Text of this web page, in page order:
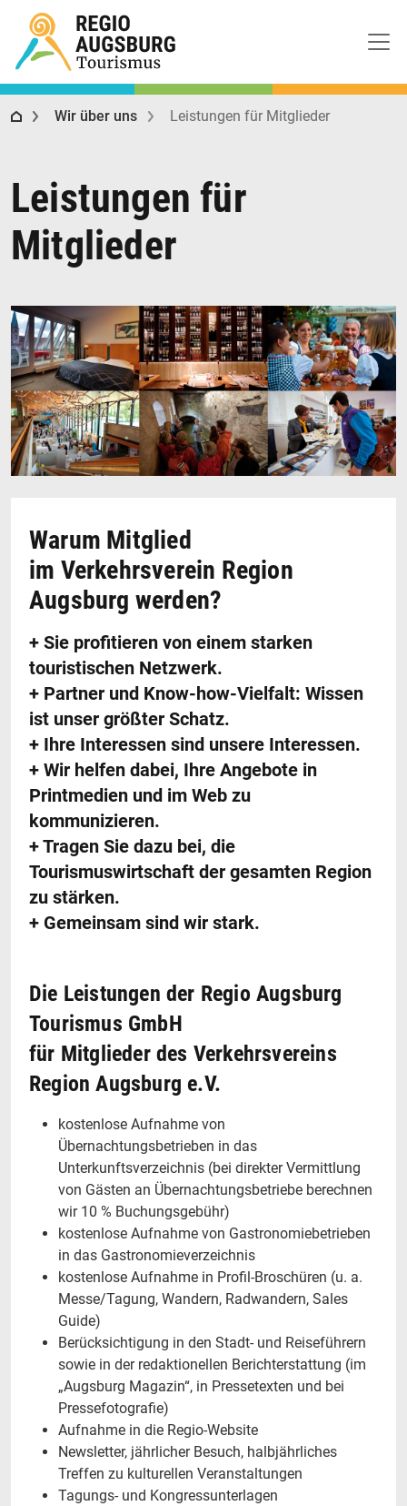
Regio Augsburg Tourismus
Wir über uns Leistungen für Mitglieder
Leistungen für
Mitglieder
Warum Mitglied
im Verkehrsverein Region
Augsburg werden?
+ Sie profitieren von einem starken
touristischen Netzwerk.
+ Partner und Know-how-Vielfalt: Wissen
ist unser größter Schatz.
+ Ihre Interessen sind unsere Interessen.
+ Wir helfen dabei, Ihre Angebote in
Printmedien und im Web zu
kommunizieren.
+ Tragen Sie dazu bei, die
Tourismuswirtschaft der gesamten Region
zu stärken.
+ Gemeinsam sind wir stark.
Die Leistungen der Regio Augsburg
Tourismus GmbH
für Mitglieder des Verkehrsvereins
Region Augsburg e.V.
kostenlose Aufnahme von
Übernachtungsbetrieben in das
Unterkunftsverzeichnis (bei direkter Vermittlung
von Gästen an Übernachtungsbetriebe berechnen
wir 10 % Buchungsgebühr)
kostenlose Aufnahme von Gastronomiebetrieben
in das Gastronomieverzeichnis
kostenlose Aufnahme in Profil-Broschüren (u. a.
Messe/Tagung, Wandern, Radwandern, Sales
Guide)
Berücksichtigung in den Stadt- und Reiseführern
sowie in der redaktionellen Berichterstattung (im
„Augsburg Magazin“, in Pressetexten und bei
Pressefotografie)
Aufnahme in die Regio-Website
Newsletter, jährlicher Besuch, halbjährliches
Treffen zu kulturellen Veranstaltungen
Tagungs- und Kongressunterlagen